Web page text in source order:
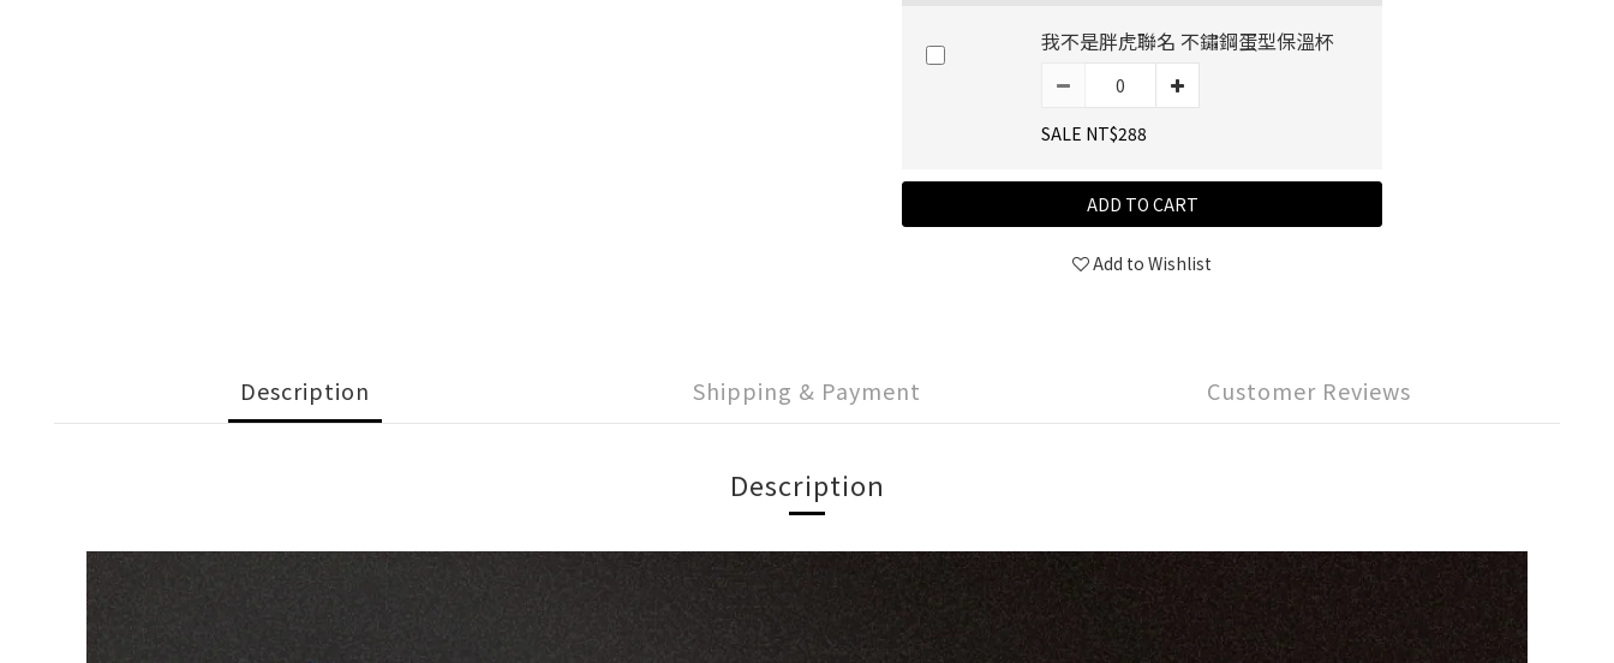
我不是胖虎聯名 不鏽鋼蛋型保溫杯
SALE NT$288
ADD TO CART
Add to Wishlist
Description Shipping & Payment Customer Reviews
Description